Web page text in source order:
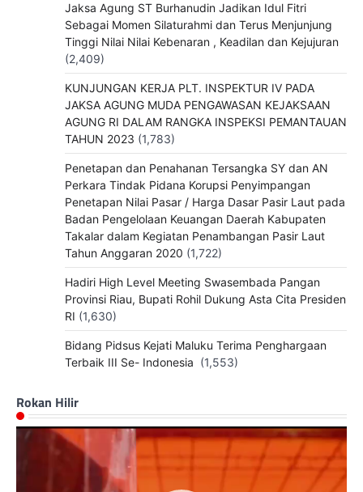
Jaksa Agung ST Burhanudin Jadikan Idul Fitri
Sebagai Momen Silaturahmi dan Terus Menjunjung
Tinggi Nilai Nilai Kebenaran , Keadilan dan Kejujuran
(2,409)
KUNJUNGAN KERJA PLT. INSPEKTUR IV PADA
JAKSA AGUNG MUDA PENGAWASAN KEJAKSAAN
AGUNG RI DALAM RANGKA INSPEKSI PEMANTAUAN
TAHUN 2023 (1,783)
Penetapan dan Penahanan Tersangka SY dan AN
Perkara Tindak Pidana Korupsi Penyimpangan
Penetapan Nilai Pasar / Harga Dasar Pasir Laut pada
Badan Pengelolaan Keuangan Daerah Kabupaten
Takalar dalam Kegiatan Penambangan Pasir Laut
Tahun Anggaran 2020 (1,722)
Hadiri High Level Meeting Swasembada Pangan
Provinsi Riau, Bupati Rohil Dukung Asta Cita Presiden
RI (1,630)
Bidang Pidsus Kejati Maluku Terima Penghargaan
Terbaik III Se- Indonesia (1,553)
Rokan Hilir
Pemutar